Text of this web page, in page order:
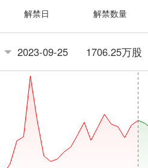
解禁日 解禁数量
2023-09-25 1706.25万股